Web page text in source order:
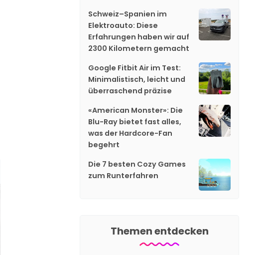
Schweiz–Spanien im
Elektroauto: Diese
Erfahrungen haben wir auf
2300 Kilometern gemacht
Google Fitbit Air im Test:
Minimalistisch, leicht und
überraschend präzise
«American Monster»: Die
Blu-Ray bietet fast alles,
was der Hardcore-Fan
begehrt
Die 7 besten Cozy Games
zum Runterfahren
Themen entdecken